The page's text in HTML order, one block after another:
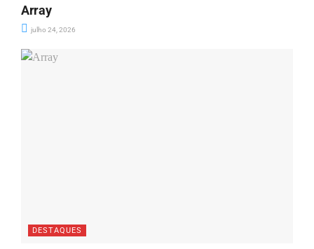
Array
julho 24, 2026
DESTAQUES